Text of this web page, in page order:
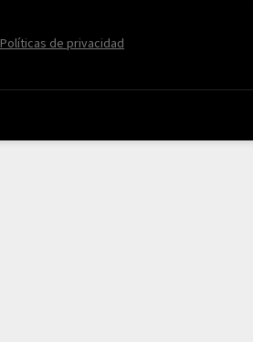
Políticas de privacidad